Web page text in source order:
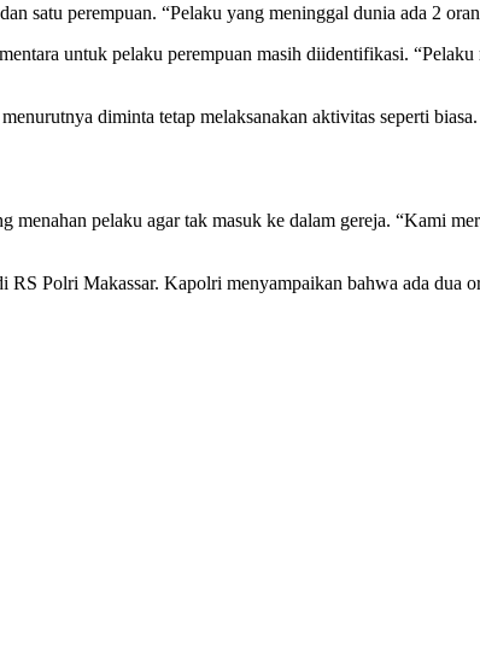
satu perempuan. “Pelaku yang meninggal dunia ada 2
untuk pelaku perempuan masih diidentifikasi.
diminta tetap melaksanakan aktivitas seperti
pelaku agar tak masuk ke dalam gereja. “Kami
Polri Makassar. Kapolri menyampaikan bahwa ada dua